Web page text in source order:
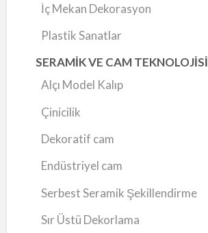
İç Mekan Dekorasyon
Plastik Sanatlar
SERAMİK VE CAM TEKNOLOJİSİ
Alçı Model Kalıp
Çinicilik
Dekoratif cam
Endüstriyel cam
Serbest Seramik Şekillendirme
Sır Üstü Dekorlama